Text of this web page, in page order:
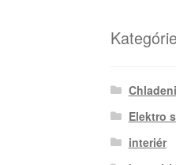
Elektro
interiér